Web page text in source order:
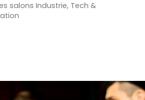
salons Industrie, Tech &